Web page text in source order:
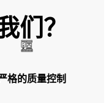
们？
格的质量控制